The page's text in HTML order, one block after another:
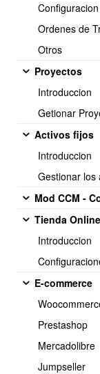
Configuracion
Ordenes de
Otros
Proyectos
Introduccion
Getionar
Activos fijos
Introduccion
Gestionar los
Mod CCM -
Tienda
Introduccion
E-commerce
Prestashop
Mercadolibre
Jumpseller
4.- Como enviar
3.- CRM -
1.- Como funciona
2.- Conectar
3.- Importacion de